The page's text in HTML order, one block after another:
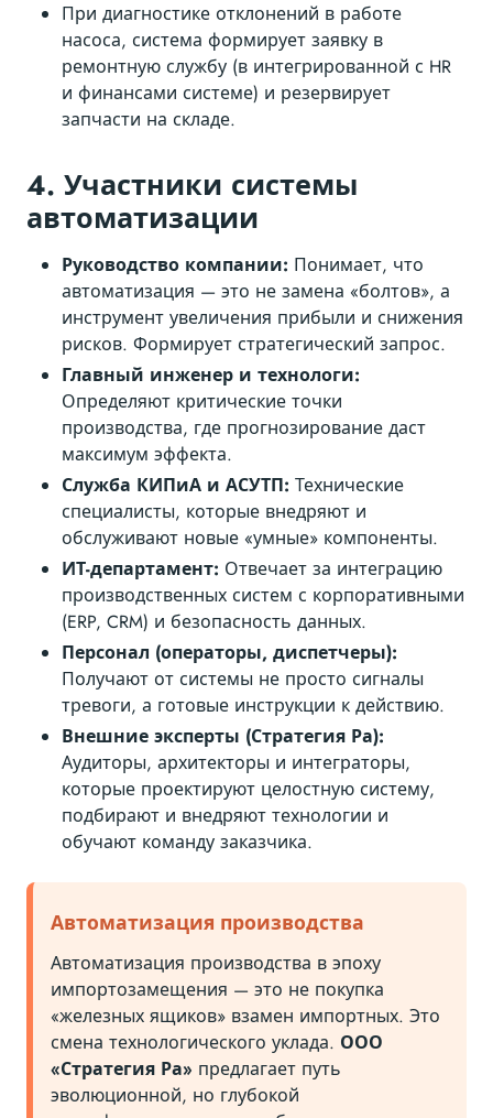
При диагностике отклонений в работе
насоса, система формирует заявку в
ремонтную службу (в интегрированной с HR
и финансами системе) и резервирует
запчасти на складе.
4. Участники системы
автоматизации
Руководство компании: Понимает, что
автоматизация — это не замена «болтов», а
инструмент увеличения прибыли и снижения
рисков. Формирует стратегический запрос.
Главный инженер и технологи:
Определяют критические точки
производства, где прогнозирование даст
максимум эффекта.
Служба КИПиА и АСУТП: Технические
специалисты, которые внедряют и
обслуживают новые «умные» компоненты.
ИТ-департамент: Отвечает за интеграцию
производственных систем с корпоративными
(ERP, CRM) и безопасность данных.
Персонал (операторы, диспетчеры):
Получают от системы не просто сигналы
тревоги, а готовые инструкции к действию.
Внешние эксперты (Стратегия Ра):
Аудиторы, архитекторы и интеграторы,
которые проектируют целостную систему,
подбирают и внедряют технологии и
обучают команду заказчика.
Автоматизация производства
Автоматизация производства в эпоху
импортозамещения — это не покупка
«железных ящиков» взамен импортных. Это
смена технологического уклада. ООО
«Стратегия Ра» предлагает путь
эволюционной, но глубокой